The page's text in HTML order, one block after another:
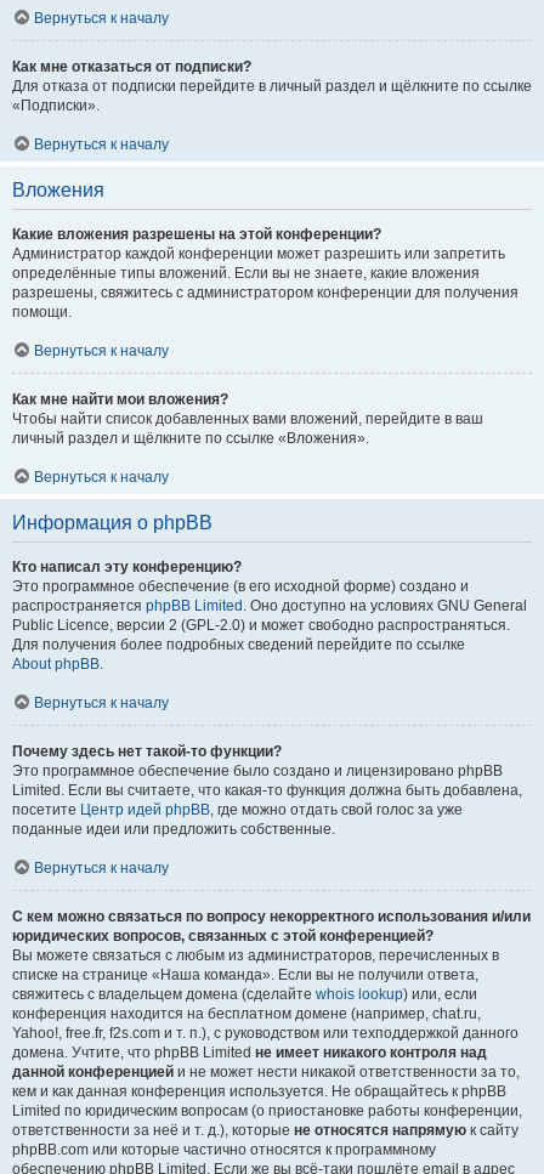
Вернуться к началу
Как мне отказаться от подписки?
Для отказа от подписки перейдите в личный раздел и щёлкните по ссылке
«Подписки».
Вернуться к началу
Вложения
Какие вложения разрешены на этой конференции?
Администратор каждой конференции может разрешить или запретить
определённые типы вложений. Если вы не знаете, какие вложения
разрешены, свяжитесь с администратором конференции для получения
помощи.
Вернуться к началу
Как мне найти мои вложения?
Чтобы найти список добавленных вами вложений, перейдите в ваш
личный раздел и щёлкните по ссылке «Вложения».
Вернуться к началу
Информация о phpBB
Кто написал эту конференцию?
Это программное обеспечение (в его исходной форме) создано и
распространяется phpBB Limited . Оно доступно на условиях GNU General
Public Licence, версии 2 (GPL-2.0) и может свободно распространяться.
Для получения более подробных сведений перейдите по ссылке
About phpBB.
Вернуться к началу
Почему здесь нет такой-то функции?
Это программное обеспечение было создано и лицензировано phpBB
Limited. Если вы считаете, что какая-то функция должна быть добавлена,
посетите Центр идей phpBB, где можно отдать свой голос за уже
поданные идеи или предложить собственные.
Вернуться к началу
С кем можно связаться по вопросу некорректного использования и/или
юридических вопросов, связанных с этой конференцией?
Вы можете связаться с любым из администраторов, перечисленных в
списке на странице «Наша команда». Если вы не получили ответа,
свяжитесь с владельцем домена (сделайте whois lookup) или, если
конференция находится на бесплатном домене (например, chat.ru,
Yahoo!, free.fr, f2s.com и т. п.), с руководством или техподдержкой данного
домена. Учтите, что phpBB Limited не имеет никакого контроля над
данной конференцией и не может нести никакой ответственности за то,
кем и как данная конференция используется. Не обращайтесь к phpBB
Limited по юридическим вопросам (о приостановке работы конференции,
ответственности за неё и т. д.), которые не относятся напрямую к сайту
phpBB.com или которые частично относятся к программному
обеспечению phpBB Limited. Если же вы всё-таки пошлёте email в адрес